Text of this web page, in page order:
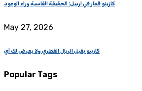
كازينو قمار في اربيل: الحقيقة القاسية وراء الوعود
May 27, 2026
كازينو يقبل الريال القطري ولا يعرض لك أي
Popular Tags